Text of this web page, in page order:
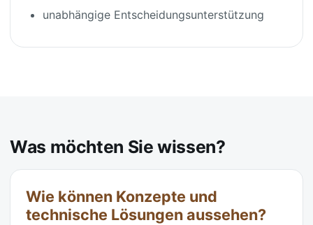
unabhängige Entscheidungsunterstützung
Was möchten Sie wissen?
Wie können Konzepte und
technische Lösungen aussehen?